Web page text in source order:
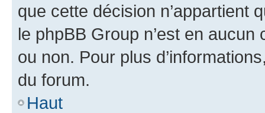
que cette décision n’appartient
le phpBB Group n’est en
ou non. Pour plus
du forum.
Haut